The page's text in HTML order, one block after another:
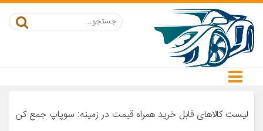
لیست کالاهای قابل خرید همراه قیمت در زمینه: سوپاپ جمع کن